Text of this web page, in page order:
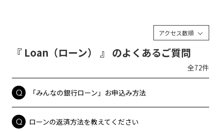
アクセス数順
『 Loan（ローン） 』 のよくあるご質問
全72件
「みんなの銀行ローン」お申込み方法
ローンの返済方法を教えてください